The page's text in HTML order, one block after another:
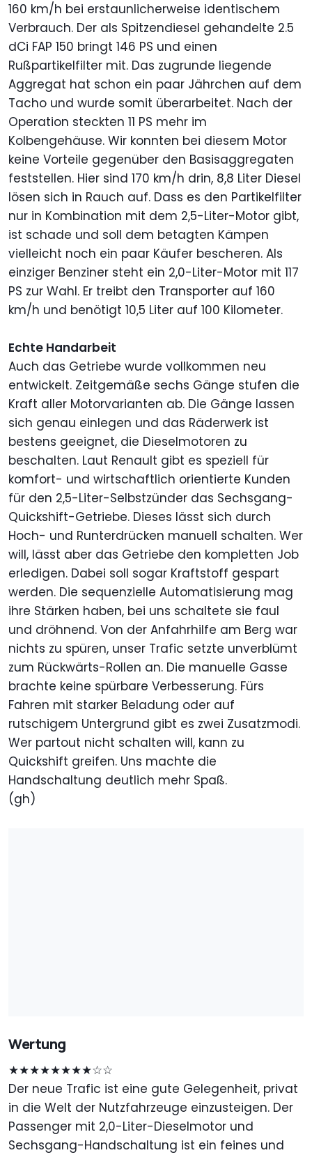
160 km/h bei erstaunlicherweise identischem
Verbrauch. Der als Spitzendiesel gehandelte 2.5
dCi FAP 150 bringt 146 PS und einen
Rußpartikelfilter mit. Das zugrunde liegende
Aggregat hat schon ein paar Jährchen auf dem
Tacho und wurde somit überarbeitet. Nach der
Operation steckten 11 PS mehr im
Kolbengehäuse. Wir konnten bei diesem Motor
keine Vorteile gegenüber den Basisaggregaten
feststellen. Hier sind 170 km/h drin, 8,8 Liter Diesel
lösen sich in Rauch auf. Dass es den Partikelfilter
nur in Kombination mit dem 2,5-Liter-Motor gibt,
ist schade und soll dem betagten Kämpen
vielleicht noch ein paar Käufer bescheren. Als
einziger Benziner steht ein 2,0-Liter-Motor mit 117
PS zur Wahl. Er treibt den Transporter auf 160
km/h und benötigt 10,5 Liter auf 100 Kilometer.
Echte Handarbeit
Auch das Getriebe wurde vollkommen neu
entwickelt. Zeitgemäße sechs Gänge stufen die
Kraft aller Motorvarianten ab. Die Gänge lassen
sich genau einlegen und das Räderwerk ist
bestens geeignet, die Dieselmotoren zu
beschalten. Laut Renault gibt es speziell für
komfort- und wirtschaftlich orientierte Kunden
für den 2,5-Liter-Selbstzünder das Sechsgang-
Quickshift-Getriebe. Dieses lässt sich durch
Hoch- und Runterdrücken manuell schalten. Wer
will, lässt aber das Getriebe den kompletten Job
erledigen. Dabei soll sogar Kraftstoff gespart
werden. Die sequenzielle Automatisierung mag
ihre Stärken haben, bei uns schaltete sie faul
und dröhnend. Von der Anfahrhilfe am Berg war
nichts zu spüren, unser Trafic setzte unverblümt
zum Rückwärts-Rollen an. Die manuelle Gasse
brachte keine spürbare Verbesserung. Fürs
Fahren mit starker Beladung oder auf
rutschigem Untergrund gibt es zwei Zusatzmodi.
Wer partout nicht schalten will, kann zu
Quickshift greifen. Uns machte die
Handschaltung deutlich mehr Spaß.
(gh)
Wertung
★★★★★★★★☆☆
Der neue Trafic ist eine gute Gelegenheit, privat
in die Welt der Nutzfahrzeuge einzusteigen. Der
Passenger mit 2,0-Liter-Dieselmotor und
Sechsgang-Handschaltung ist ein feines und